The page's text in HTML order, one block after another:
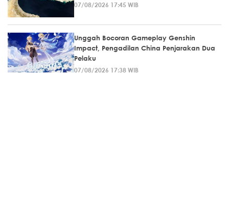
07/08/2026 17:45 WIB
Unggah Bocoran Gameplay Genshin
Impact, Pengadilan China Penjarakan Dua
Pelaku
07/08/2026 17:38 WIB